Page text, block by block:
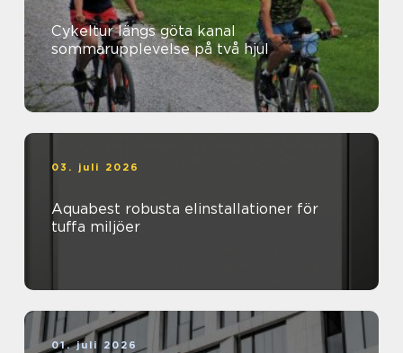
Cykeltur längs göta kanal
sommarupplevelse på två hjul
03. juli 2026
Aquabest robusta elinstallationer för
tuffa miljöer
01. juli 2026